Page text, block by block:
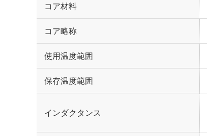
コア材料
コア略称
使用温度範囲
保存温度範囲
インダクタンス